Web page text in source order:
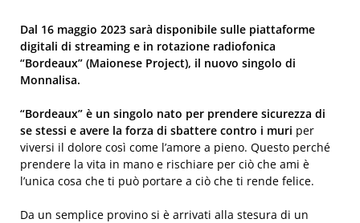
Dal 16 maggio 2023 sarà disponibile sulle piattaforme
digitali di streaming e in rotazione radiofonica
“Bordeaux” (Maionese Project), il nuovo singolo di
Monnalisa.
“Bordeaux” è un singolo nato per prendere sicurezza di
se stessi e avere la forza di sbattere contro i muri per
viversi il dolore così come l’amore a pieno. Questo perché
prendere la vita in mano e rischiare per ciò che ami è
l’unica cosa che ti può portare a ciò che ti rende felice.
Da un semplice provino si è arrivati alla stesura di un